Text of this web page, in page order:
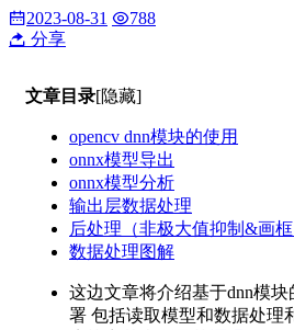
2023-08-31
788
分享
文章目录[隐藏]
opencv dnn模块的使用
onnx模型导出
onnx模型分析
输出层数据处理
后处理（非极大值抑制&画框
数据处理图解
这边文章将介绍基于dnn模块
署 包括读取模型和数据处理